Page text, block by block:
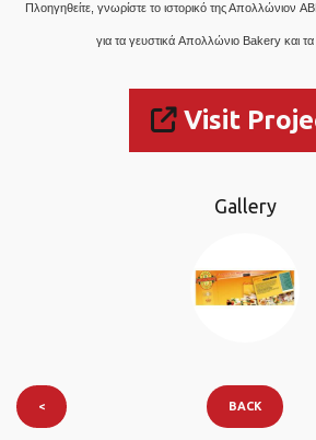
Πλοηγηθείτε, γνωρίστε το ιστορικό της Απολλώνιον
για τα γευστικά Απολλώνιο Bakeryκαι τα
Visit
Gallery
< BACK